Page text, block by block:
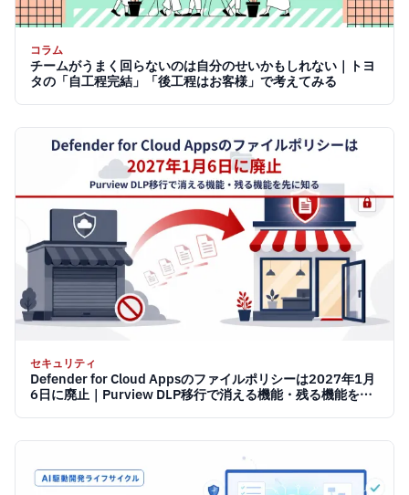
コラム
チームがうまく回らないのは自分のせいかもしれない｜トヨ
タの「自工程完結」「後工程はお客様」で考えてみる
セキュリティ
Defender for Cloud Appsのファイルポリシーは2027年1月
6日に廃止｜Purview DLP移行で消える機能・残る機能を先